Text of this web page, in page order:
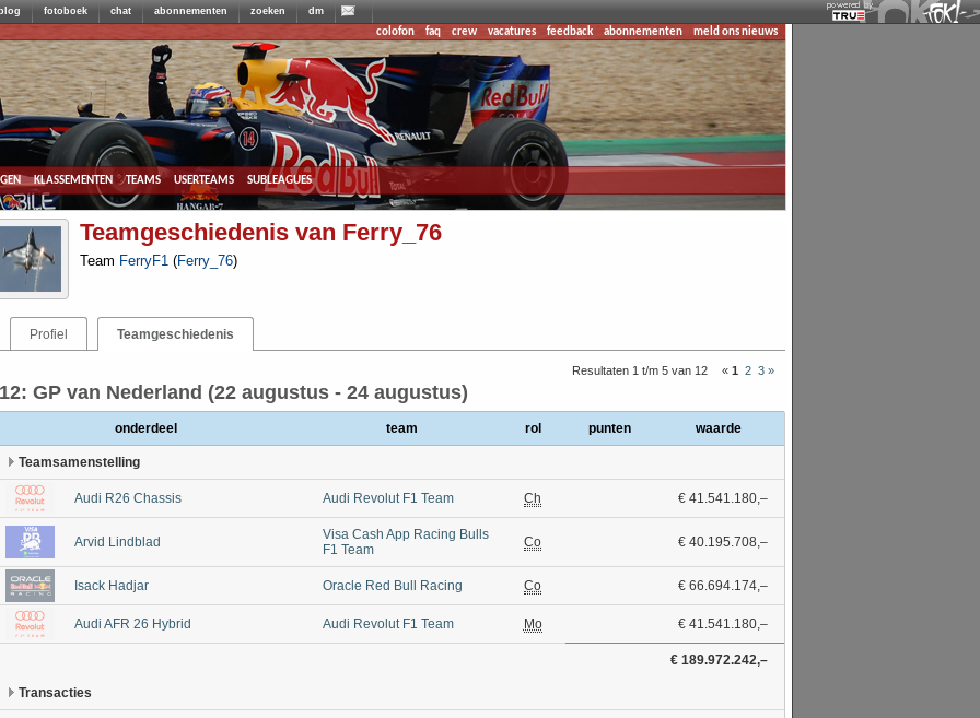
fotoboek chat abonnementen zoeken dm
colofon faq crew vacatures feedback abonnementen meld ons nieuws
klassementen teams userteams subleagues
Teamgeschiedenis van Ferry_76
Team FerryF1 (Ferry_76)
Profiel Teamgeschiedenis
Resultaten 1 t/m 5 van 12 « 1 2 3 »
GP van Nederland (22 augustus - 24 augustus)
onderdeel team rol punten waarde
Teamsamenstelling
Audi R26 Chassis Audi Revolut F1 Team Ch € 41.541.180,–
Arvid Lindblad
Visa Cash App Racing Bulls
F1 Team
Co € 40.195.708,–
Isack Hadjar Oracle Red Bull Racing Co € 66.694.174,–
Audi AFR 26 Hybrid Audi Revolut F1 Team Mo € 41.541.180,–
€ 189.972.242,–
Transacties